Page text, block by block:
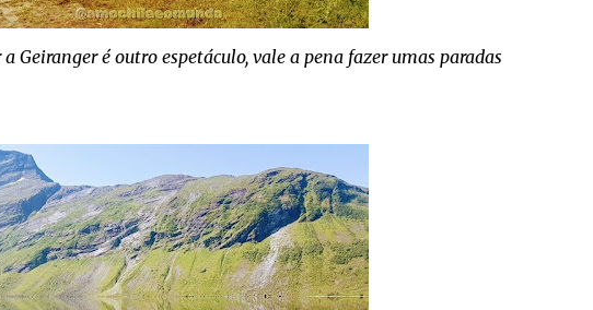
Geiranger é outro espetáculo, vale a pena fazer umas paradas